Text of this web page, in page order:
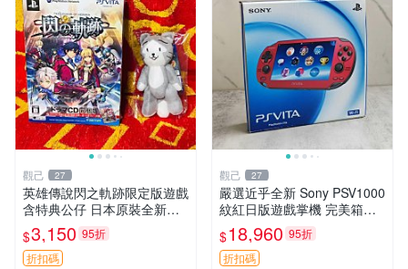
觀己 27
英雄傳說閃之軌跡限定版遊戲
含特典公仔 日本原裝全新未
拆封 圖像即實物 閃之軌跡 游
戲 公仔
$3,150 95折
折扣碼
觀己 27
嚴選近乎全新 Sony PSV1000
紋紅日版遊戲掌機 完美箱套
SONY 日本原裝 PSV1000 紅
色 手機遊戲掌機 Sony 游戲
機
$18,960 95折
折扣碼